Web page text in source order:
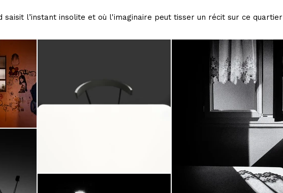
l’instant insolite et où l'imaginaire peut tisser un récit sur ce quartier